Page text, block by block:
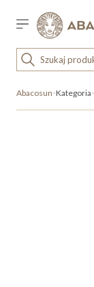
Sklep detaliczny
OUTLET
KOSMETYKI
Abacosun Kategoria